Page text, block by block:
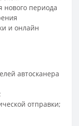
нового периода
и онлайн
автосканера
отправки;